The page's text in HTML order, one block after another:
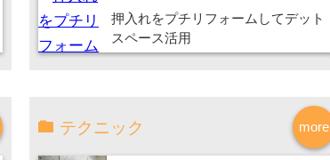
押入れをプチリフォームしてデット
スペース活用
more
テクニック